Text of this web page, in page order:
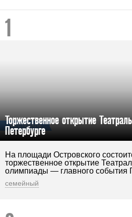
ФЕСТИВАЛЬ
Торжественное открытие
Петербурге
На площади Островского
торжественное открытие
олимпиады — главного события
семейный